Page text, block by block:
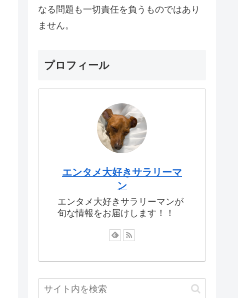
なる問題も一切責任を負うものではあり
ません。
プロフィール
エンタメ大好きサラリーマ
ン
エンタメ大好きサラリーマンが
旬な情報をお届けします！！